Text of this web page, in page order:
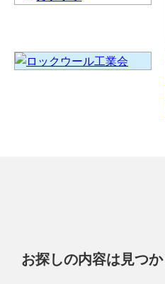
お探しの内容は見つ